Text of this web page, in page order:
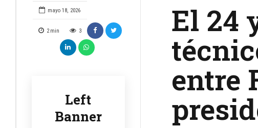
mayo 18, 2026
2 min 3
Left
Banner
El 24
entre